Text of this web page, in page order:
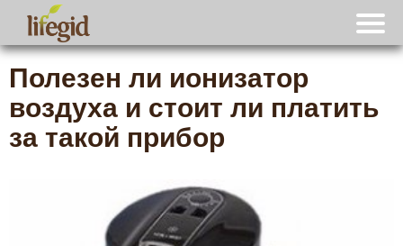
Полезен ли ионизатор
воздуха и стоит ли платить
за такой прибор